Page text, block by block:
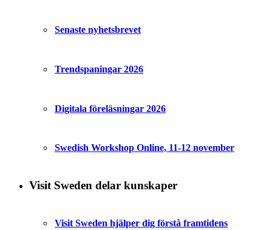
Senaste nyhetsbrevet
Trendspaningar 2026
Digitala föreläsningar 2026
Swedish Workshop Online, 11-12 november
Visit Sweden delar kunskaper
Visit Sweden hjälper dig förstå framtidens